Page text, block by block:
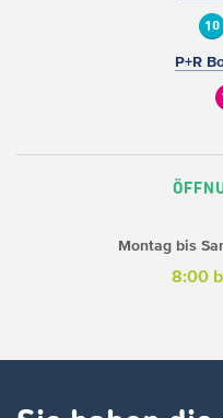
10
P+R
Montag bis
8:00